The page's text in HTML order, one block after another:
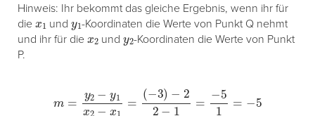
Hinweis: Ihr bekommt das gleiche Ergebnis, wenn ihr für
die x1 undy 1-Koordinaten die Werte von Punkt Q nehmt
und ihr für die x2undy2-Koordinaten die Werte von Punkt
P.
y2 1x = −3) 2 51